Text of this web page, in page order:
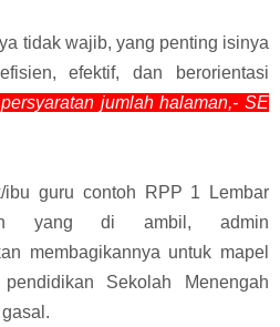
tidak wajib, yang penting isinya
efektif, dan berorientasi
jumlah halaman,- SE
ibu guru contoh RPP 1 Lembar
yang di ambil, admin
membagikannya untuk mapel
Sekolah Menengah